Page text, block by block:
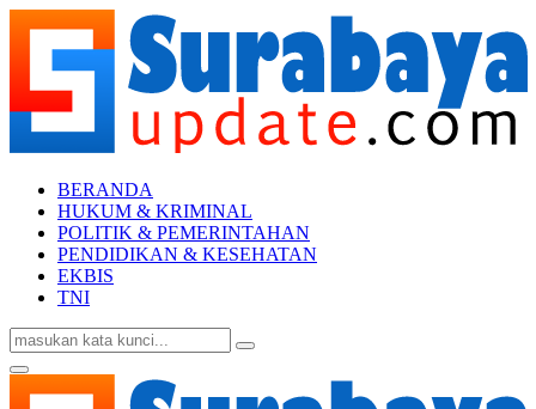
BERANDA
HUKUM & KRIMINAL
POLITIK & PEMERINTAHAN
PENDIDIKAN & KESEHATAN
EKBIS
TNI
Search
for:
Search
Facebook
Twitter
Youtube
Primary
Menu